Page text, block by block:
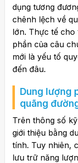
dụng tương
chênh lệch về
lớn. Thực tế cho
phần của câu
mới là yếu tố
đến đâu.
Dung lượng
quãng
Trên thông số
giới thiệu bằng
tính. Tuy nhiên,
lưu trữ năng